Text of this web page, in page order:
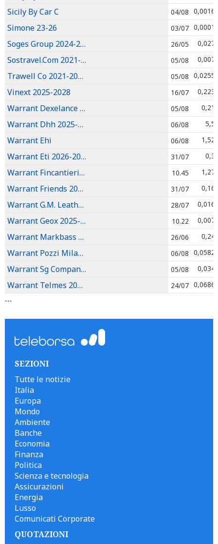
Sicily By Car C 04/08 0,0016
Simone 23-26 03/07 0,0001
Soges Group 2024-2027 26/05 0,027
Sostravel.Com 2021-2026 05/08 0,007
Trawell Co 2021-2026 05/08 0,0255
Vinext 2025-2028 16/07 0,223
Warrant Dexelance 2026-2029 05/08 0,21
Warrant Dhh 2025-2028 06/08 5,5
Warrant Ehi 06/08 1,52
Warrant Eti 2026-2029 31/07 0,3
Warrant Fincantieri 2024-2026 10.45 1,27
Warrant Friends 2026-2028 31/07 0,16
Warrant G.M. Leather 2022-2027 28/07 0,016
Warrant Geox 2025-2026 10.22 0,007
Warrant Markbass 2025-2027 26/06 0,24
Warrant Pozzi Milano 2022-2027 06/08 0,0582
Warrant Sg Company 2026-2031 05/08 0,034
Warrant Telmes 2025-2028 24/07 0,0686
```
SEZIONI
Tutte le notizie
Italia
Europa
Mondo
Ambiente
Banche
Economia
Finanza
Politica
Scienza e tecnologia
Assicurazioni
Energia
Lusso
Comunicati Corporate
QUOTAZIONI